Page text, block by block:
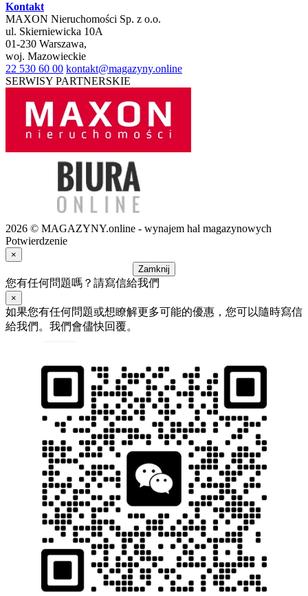
Kontakt
MAXON Nieruchomości Sp. z o.o.
ul. Skierniewicka 10A
01-230 Warszawa,
woj. Mazowieckie
22 530 60 00 kontakt@magazyny.online
SERWISY PARTNERSKIE
2026 © MAGAZYNY.online - wynajem hal magazynowych
Potwierdzenie
×
Zamknij
您有任何問題嗎？請寫信給我們
×
如果您有任何問題或想瞭解更多可能的優惠，您可以隨時寫信
給我們。我們會儘快回覆。